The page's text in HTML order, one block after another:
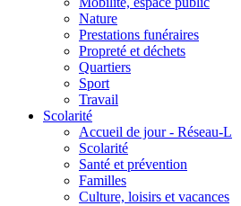
Nature
Prestations funéraires
Propreté et déchets
Quartiers
Sport
Travail
Scolarité
Accueil de jour - Réseau-L
Scolarité
Santé et prévention
Familles
Culture, loisirs et vacances